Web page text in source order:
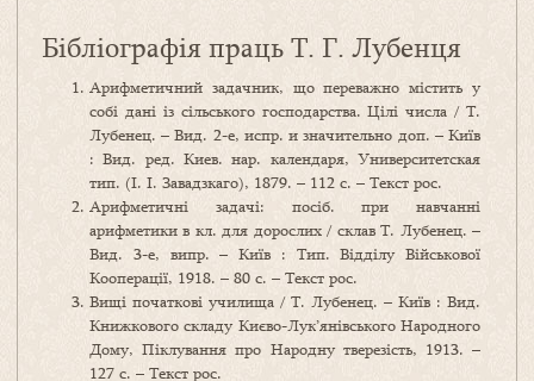
Бібліографія праць Т. Г. Лубенця
Арифметичний задачник, що переважно містить у
собі дані із сільського господарства. Цілі числа / Т.
Лубенец. – Вид. 2-е, испр. и значительно доп. – Київ
: Вид. ред. Киев. нар. календаря, Университетская
тип. (І. І. Завадзкаго), 1879. – 112 с. – Текст рос.
Арифметичні задачі: посіб. при навчанні
арифметики в кл. для дорослих / склав Т. Лубенец. –
Вид. 3-е, випр. – Київ : Тип. Відділу Військової
Кооперації, 1918. – 80 с. – Текст рос.
Вищі початкові училища / Т. Лубенец. – Київ : Вид.
Книжкового складу Києво-Лук’янівського Народного
Дому, Піклування про Народну тверезість, 1913. –
127 с. – Текст рос.